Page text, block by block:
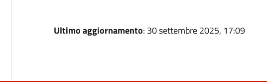
Ultimo aggiornamento: 30 settembre 2025, 17:09